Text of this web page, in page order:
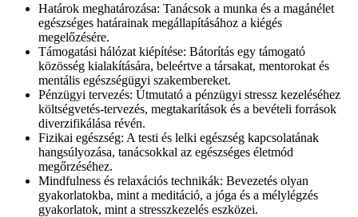
Határok meghatározása: Tanácsok a munka és a magánélet
egészséges határainak megállapításához a kiégés
megelőzésére.
Támogatási hálózat kiépítése: Bátorítás egy támogató
közösség kialakítására, beleértve a társakat, mentorokat és
mentális egészségügyi szakembereket.
Pénzügyi tervezés: Útmutató a pénzügyi stressz kezeléséhez
költségvetés-tervezés, megtakarítások és a bevételi források
diverzifikálása révén.
Fizikai egészség: A testi és lelki egészség kapcsolatának
hangsúlyozása, tanácsokkal az egészséges életmód
megőrzéséhez.
Mindfulness és relaxációs technikák: Bevezetés olyan
gyakorlatokba, mint a meditáció, a jóga és a mélylégzés
gyakorlatok, mint a stresszkezelés eszközei.